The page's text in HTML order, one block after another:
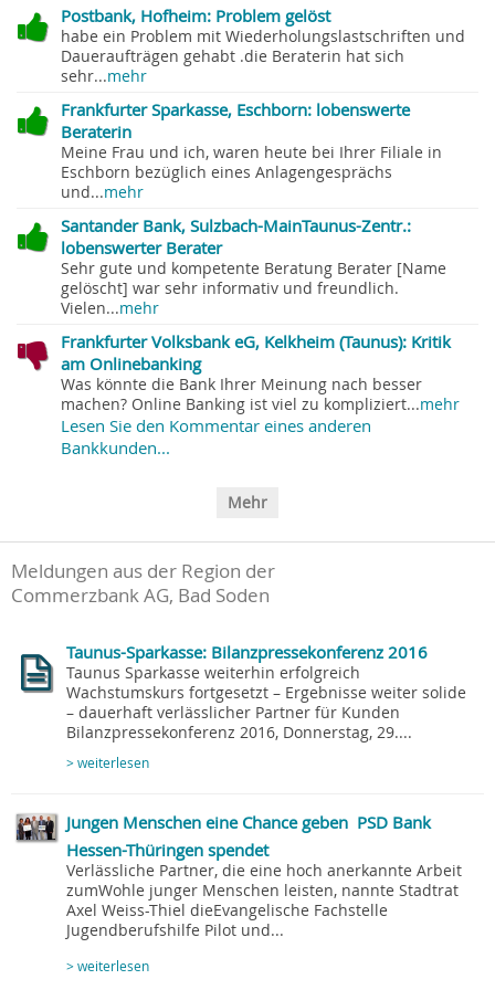
Postbank, Hofheim: Problem gelöst
habe ein Problem mit Wiederholungslastschriften und
Daueraufträgen gehabt .die Beraterin hat sich
sehr...mehr
Frankfurter Sparkasse, Eschborn: lobenswerte
Beraterin
Meine Frau und ich, waren heute bei Ihrer Filiale in
Eschborn bezüglich eines Anlagengesprächs
und...mehr
Santander Bank, Sulzbach-MainTaunus-Zentr.:
lobenswerter Berater
Sehr gute und kompetente Beratung Berater [Name
gelöscht] war sehr informativ und freundlich.
Vielen...mehr
Frankfurter Volksbank eG, Kelkheim (Taunus): Kritik
am Onlinebanking
Was könnte die Bank Ihrer Meinung nach besser
machen? Online Banking ist viel zu kompliziert...mehr
Lesen Sie den Kommentar eines anderen
Bankkunden...
Mehr
Meldungen aus der Region der
Commerzbank AG, Bad Soden
Taunus-Sparkasse: Bilanzpressekonferenz 2016
Taunus Sparkasse weiterhin erfolgreich
Wachstumskurs fortgesetzt – Ergebnisse weiter solide
– dauerhaft verlässlicher Partner für Kunden
Bilanzpressekonferenz 2016, Donnerstag, 29....
> weiterlesen
Jungen Menschen eine Chance geben  PSD Bank
Hessen-Thüringen spendet
Verlässliche Partner, die eine hoch anerkannte Arbeit
zumWohle junger Menschen leisten, nannte Stadtrat
Axel Weiss-Thiel dieEvangelische Fachstelle
Jugendberufshilfe Pilot und...
> weiterlesen